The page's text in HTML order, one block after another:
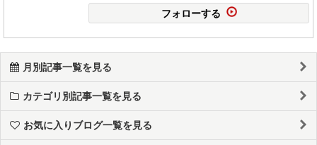
フォローする
月別記事一覧を見る
カテゴリ別記事一覧を見る
お気に入りブログ一覧を見る